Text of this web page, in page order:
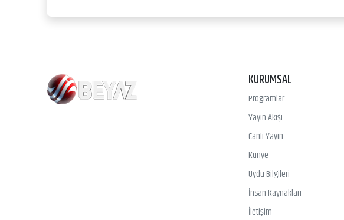
KURUMSAL
Programlar
Yayın Akışı
Canlı Yayın
Künye
Uydu Bilgileri
İnsan Kaynakları
İletişim